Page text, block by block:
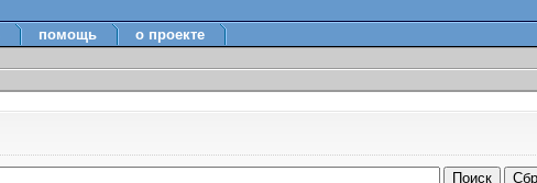
помощь о проекте